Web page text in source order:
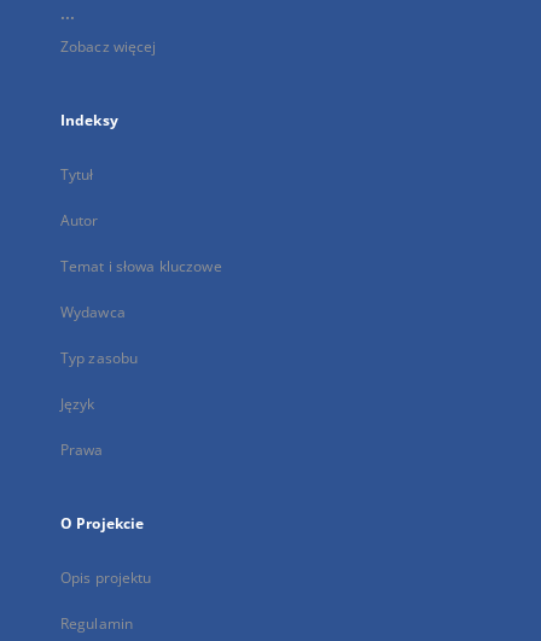
...
Zobacz więcej
Indeksy
Tytuł
Autor
Temat i słowa kluczowe
Wydawca
Typ zasobu
Język
Prawa
O Projekcie
Opis projektu
Regulamin